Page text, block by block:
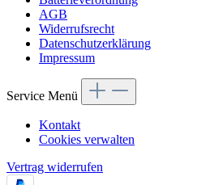
AGB
Widerrufsrecht
Datenschutzerklärung
Impressum
Service Menü
Kontakt
Cookies verwalten
Vertrag widerrufen